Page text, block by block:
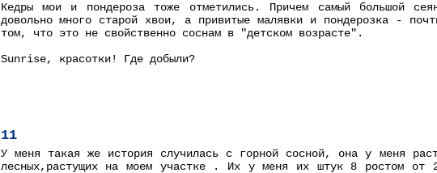
Кедры мои и пондероза тоже отметились. Причем самый большой
довольно много старой хвои, а привитые малявки и пондерозка -
том, что это не свойственно соснам в "детском возрасте".
Sunrise, красотки! Где добыли?
11
У меня такая же история случилась с горной сосной, она у меня
лесных,растущих на моем участке . Их у меня их штук 8 ростом